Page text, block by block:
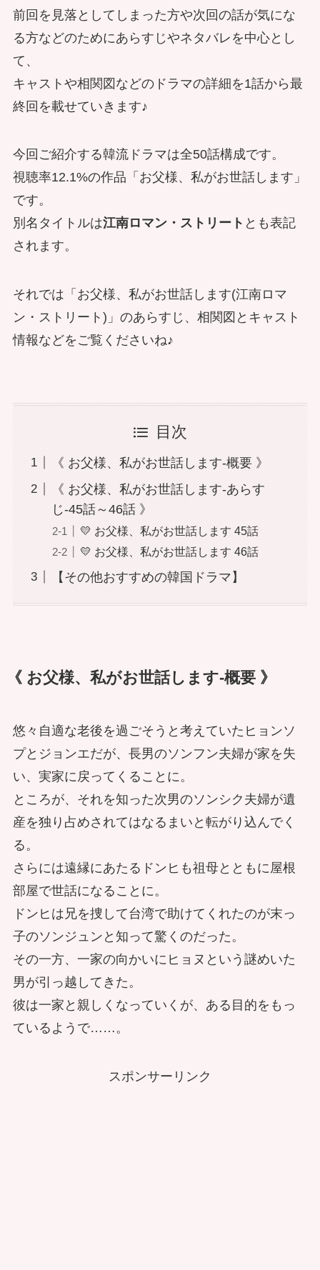
前回を見落としてしまった方や次回の話が気にな
る方などのためにあらすじやネタバレを中心とし
て、
キャストや相関図などのドラマの詳細を1話から最
終回を載せていきます♪
今回ご紹介する韓流ドラマは全50話構成です。
視聴率12.1%の作品「お父様、私がお世話します」
です。
別名タイトルは江南ロマン・ストリート とも表記
されます。
それでは「お父様、私がお世話します(江南ロマ
ン・ストリート)」のあらすじ、相関図とキャスト
情報などをご覧くださいね♪
目次
《 お父様、私がお世話します-概要 》
《 お父様、私がお世話します-あらす
じ-45話～46話 》
💛 お父様、私がお世話します 45話
💛 お父様、私がお世話します 46話
【その他おすすめの韓国ドラマ】
《 お父様、私がお世話します-概要 》
悠々自適な老後を過ごそうと考えていたヒョンソ
プとジョンエだが、長男のソンフン夫婦が家を失
い、実家に戻ってくることに。
ところが、それを知った次男のソンシク夫婦が遺
産を独り占めされてはなるまいと転がり込んでく
る。
さらには遠縁にあたるドンヒも祖母とともに屋根
部屋で世話になることに。
ドンヒは兄を捜して台湾で助けてくれたのが末っ
子のソンジュンと知って驚くのだった。
その一方、一家の向かいにヒョヌという謎めいた
男が引っ越してきた。
彼は一家と親しくなっていくが、ある目的をもっ
ているようで……。
スポンサーリンク